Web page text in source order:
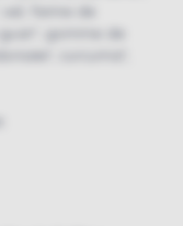
gomme de
curcuma*,